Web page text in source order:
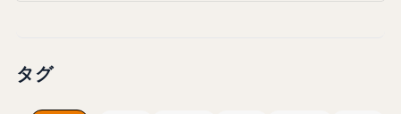
タグ